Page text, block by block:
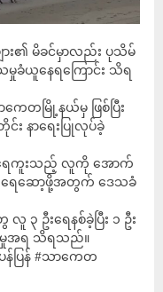
း၏ မိခင်မှာလည်း ပုသိမ်
ခံယူနေရကြောင်း သိရ
ေတမြို့နယ်မှ ဖြစ်ပြီး
နာရေးပြုလုပ်ခဲ့
ရေကူးသည့် လူကို အောက်
ရေဆော့ဖို့အတွက် ဒေသခံ
၃ ဦးရေနစ်ခဲ့ပြီး ၁ ဦး
ဆိုမှုအရ သိရသည်။
န်ပြန် #သာကေတ